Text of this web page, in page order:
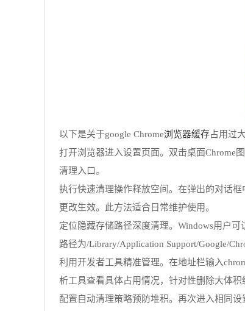
以下是关于google Chrome浏览器缓存占用过
打开浏览器进入设置页面。双击桌面Chrome
清理入口。
执行快速清理操作释放空间。在弹出的对话
更改生效。此方法适合日常维护使用。
定位隐藏存储路径深度清理。Windows用户可
路径为/Library/Application Support/Google/
利用开发者工具精准管理。在地址栏输入
析工具查看具体占用情况，针对性删除大体积
配置自动清理策略预防堆积。再次进入相同